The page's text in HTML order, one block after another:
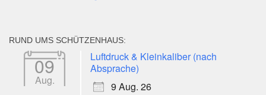
RUND UMS SCHÜTZENHAUS:
09
Aug.
Luftdruck & Kleinkaliber (nach
Absprache)
9 Aug. 26